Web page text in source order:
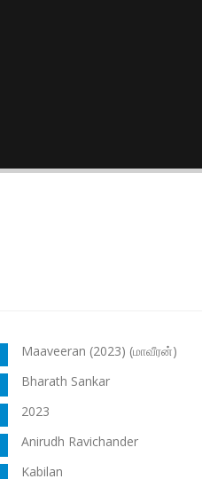
Maaveeran (2023) (மாவீரன்)
Bharath Sankar
2023
Anirudh Ravichander
Kabilan